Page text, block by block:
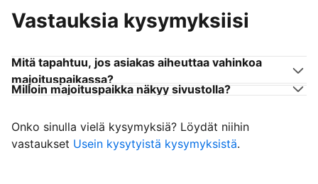
Vastauksia kysymyksiisi
Mitä tapahtuu, jos asiakas aiheuttaa vahinkoa
majoituspaikassa?
Milloin majoituspaikka näkyy sivustolla?
Onko sinulla vielä kysymyksiä? Löydät niihin
vastaukset Usein kysytyistä kysymyksistä.